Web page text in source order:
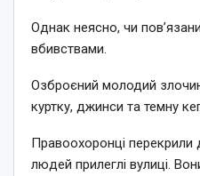
Однак неясно, чи
вбивствами.
Озброєний молодий
куртку, джинси та темну
Правоохоронці перекрили
людей прилеглі вулиці.